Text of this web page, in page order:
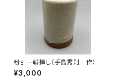
粉引一輪挿し（手島秀則 作）
¥3,000